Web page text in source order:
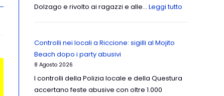
Dolzago e rivolto ai ragazzi e alle… Leggi tutto
Controlli nei locali a Riccione: sigilli al Mojito
Beach dopo i party abusivi
8 Agosto 2026
I controlli della Polizia locale e della Questura
accertano feste abusive con oltre 1.000